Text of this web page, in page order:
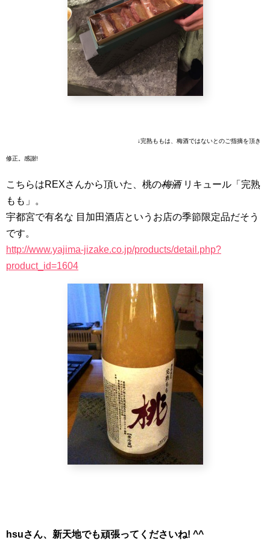
↓完熟ももは、梅酒ではないとのご指摘を頂き
修正。感謝!
こちらはREXさんから頂いた、桃の梅酒リキュール「完熟
もも」。
宇都宮で有名な 目加田酒店というお店の季節限定品だそう
です。
http://www.yajima-jizake.co.jp/products/detail.php?
product_id=1604
hsuさん、新天地でも頑張ってくださいね! ^^